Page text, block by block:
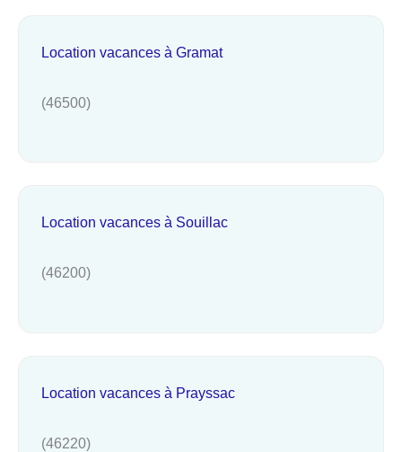
Location vacances à Gramat
(46500)
Location vacances à Souillac
(46200)
Location vacances à Prayssac
(46220)